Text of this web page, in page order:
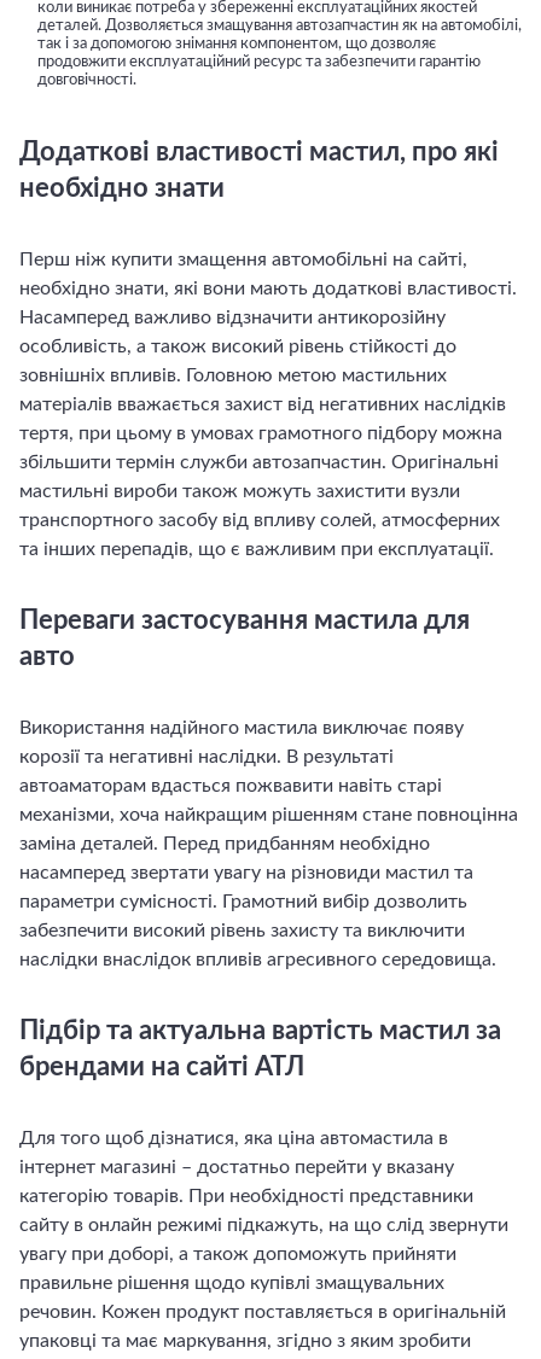
коли виникає потреба у збереженні експлуатаційних якостей
деталей. Дозволяється змащування автозапчастин як на автомобілі,
так і за допомогою знімання компонентом, що дозволяє
продовжити експлуатаційний ресурс та забезпечити гарантію
довговічності.
Додаткові властивості мастил, про які
необхідно знати
Перш ніж купити змащення автомобільні на сайті,
необхідно знати, які вони мають додаткові властивості.
Насамперед важливо відзначити антикорозійну
особливість, а також високий рівень стійкості до
зовнішніх впливів. Головною метою мастильних
матеріалів вважається захист від негативних наслідків
тертя, при цьому в умовах грамотного підбору можна
збільшити термін служби автозапчастин. Оригінальні
мастильні вироби також можуть захистити вузли
транспортного засобу від впливу солей, атмосферних
та інших перепадів, що є важливим при експлуатації.
Переваги застосування мастила для
авто
Використання надійного мастила виключає появу
корозії та негативні наслідки. В результаті
автоаматорам вдасться пожвавити навіть старі
механізми, хоча найкращим рішенням стане повноцінна
заміна деталей. Перед придбанням необхідно
насамперед звертати увагу на різновиди мастил та
параметри сумісності. Грамотний вибір дозволить
забезпечити високий рівень захисту та виключити
наслідки внаслідок впливів агресивного середовища.
Підбір та актуальна вартість мастил за
брендами на сайті АТЛ
Для того щоб дізнатися, яка ціна автомастила в
інтернет магазині – достатньо перейти у вказану
категорію товарів. При необхідності представники
сайту в онлайн режимі підкажуть, на що слід звернути
увагу при доборі, а також допоможуть прийняти
правильне рішення щодо купівлі змащувальних
речовин. Кожен продукт поставляється в оригінальній
упаковці та має маркування, згідно з яким зробити